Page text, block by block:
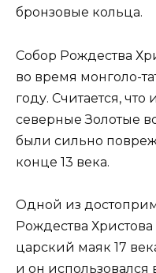
бронзовые кольца.
Собор Рождества
во время монголо-
году. Считается,
северные Золотые
были сильно
конце 13 века.
Одной из
Рождества Христова
царский маяк 17
и он использовался